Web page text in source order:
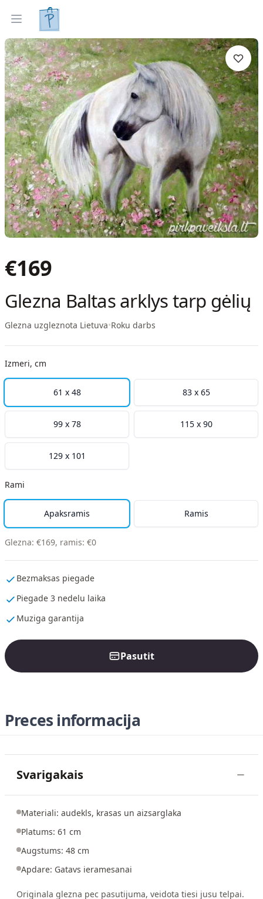
Open menu
Gleznas Izveleties pec interjera
€169
Glezna Baltas arklys tarp gėlių
Glezna uzgleznota Lietuva•Roku darbs
Izmeri, cm
61 x 48 83 x 65
99 x 78 115 x 90
129 x 101
Rami
Apaksramis Ramis
Glezna: €169, ramis: €0
Bezmaksas piegade
Piegade 3 nedelu laika
Muziga garantija
Pasutit
Preces informacija
Svarigakais
Materiali: audekls, krasas un aizsarglaka
Platums: 61 cm
Augstums: 48 cm
Apdare: Gatavs ieramesanai
Originala glezna pec pasutijuma, veidota tiesi jusu telpai.